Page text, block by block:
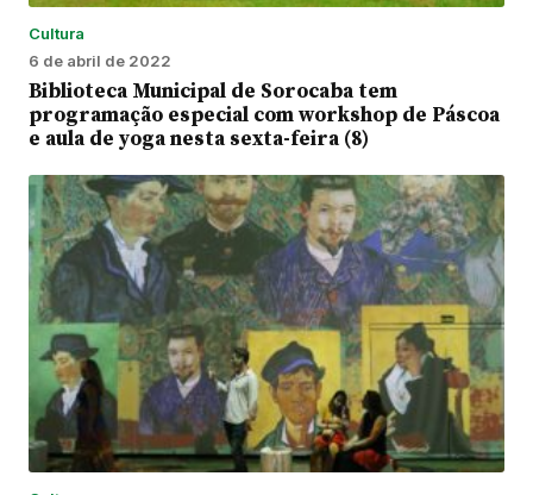
Cultura
6 de abril de 2022
Biblioteca Municipal de Sorocaba tem
programação especial com workshop de Páscoa
e aula de yoga nesta sexta-feira (8)